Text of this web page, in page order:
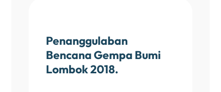
Penanggulaban
Bencana Gempa Bumi
Lombok 2018.